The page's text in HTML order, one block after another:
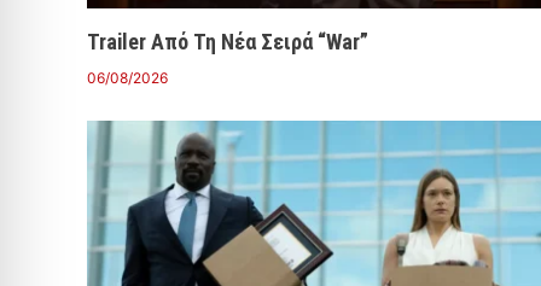
Trailer Από Τη Νέα Σειρά “War”
06/08/2026